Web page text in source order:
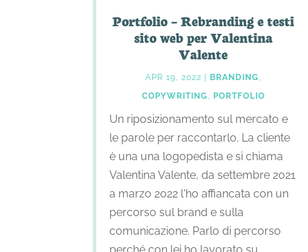
Portfolio – Rebranding e testi
sito web per Valentina
Valente
APR 19, 2022 BRANDING,
COPYWRITING, PORTFOLIO
Un riposizionamento sul mercato e
le parole per raccontarlo. La cliente
è una una logopedista e si chiama
Valentina Valente, da settembre 2021
a marzo 2022 l'ho affiancata con un
percorso sul brand e sulla
comunicazione. Parlo di percorso